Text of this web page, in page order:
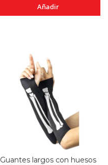
Añadir
Guantes largos con huesos